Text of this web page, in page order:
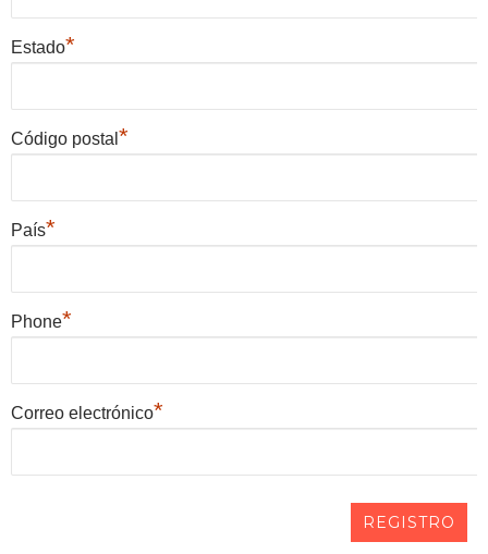
Estado*
Código postal *
País*
Phone*
Correo electrónico*